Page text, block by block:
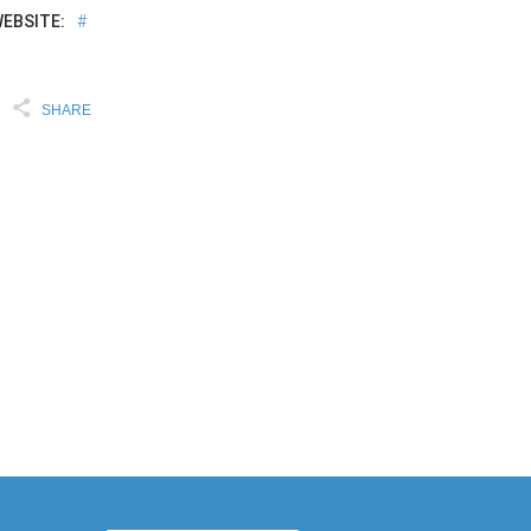
#
SHARE